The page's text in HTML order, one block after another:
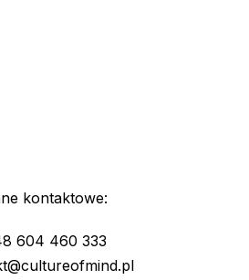
kontaktowe:
604 460 333